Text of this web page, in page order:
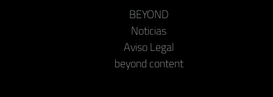
BEYOND
Noticias
Aviso Legal
beyond content